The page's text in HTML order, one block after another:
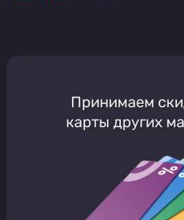
Принимаем
карты других